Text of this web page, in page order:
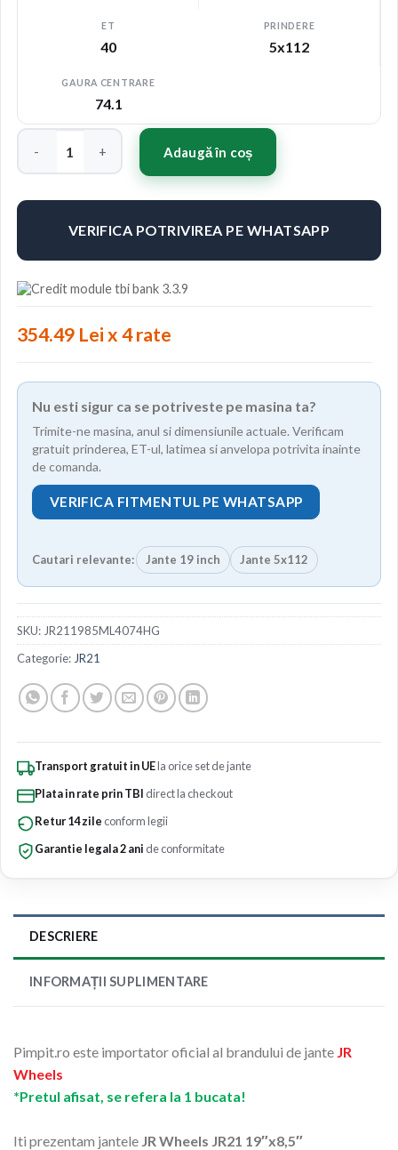
ET
40
PRINDERE
5x112
GAURA CENTRARE
74.1
Cantitate Japan Racing JR21 19x8,5 ET40 5x112/114 Hyper Gray
Adaugă în coș
VERIFICA POTRIVIREA PE WHATSAPP
354.49 Lei x 4 rate
Nu esti sigur ca se potriveste pe masina ta?
Trimite-ne masina, anul si dimensiunile actuale. Verificam
gratuit prinderea, ET-ul, latimea si anvelopa potrivita inainte
de comanda.
VERIFICA FITMENTUL PE WHATSAPP
Cautari relevante: Jante 19 inch Jante 5x112
SKU: JR211985ML4074HG
Categorie: JR21
Transport gratuit in UEla orice set de jante
Plata in rate prin TBI direct la checkout
Retur 14 zile conform legii
Garantie legala 2 ani de conformitate
DESCRIERE
INFORMAȚII SUPLIMENTARE
Pimpit.ro este importator oficial al brandului de jante JR
Wheels
*Pretul afisat, se refera la 1 bucata!
Iti prezentam jantele JR Wheels JR21 19″x8,5″